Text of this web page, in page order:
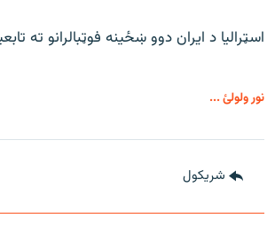
اسټرالیا د ایران دوو ښځینه فوټبالرانو ته
نور ولولئ ...
شريکول